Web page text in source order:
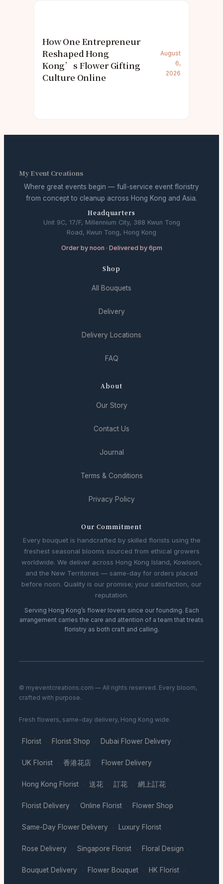
How One Entrepreneur
Reshaped Hong
Kong’s Flower Gifting
Culture Online
August
6,
2026
My Event Creations
Where great events begin — full-service event floristry
from concept to cleanup across Hong Kong and Asia.
Headquarters
Unit 9C, 17/F, Millennium City, 388 Kwun Tong
Road, Kwun Tong, Hong Kong
Order by noon · Delivered by 6pm
Shop
All Bouquets
Delivery
Delivery Locations
FAQ
About
Our Story
Contact Us
Journal
Terms & Conditions
Privacy Policy
Our Commitment
Every bouquet is handcrafted by skilled florists using the
freshest seasonal blooms sourced from ethical growers
worldwide. We deliver across Hong Kong Island, Kowloon,
and the New Territories — same-day for orders placed
before noon. Quality is our promise; your satisfaction, our
reputation.
Serving Hong Kong’s flower lovers since our founding. Each
arrangement carries the care and attention of a team that treats
floristry as both craft and calling.
© myeventcreations.com — All rights reserved. Every bloom,
crafted with purpose.
Fresh flowers, same-day delivery, Hong Kong wide.
Florist · Florist Shop · Dubai Flower Delivery ·
UK Florist · 香港花店 · Flower Delivery ·
Hong Kong Florist · 送花 · 訂花 · 網上訂花 ·
Florist Delivery · Online Florist · Flower Shop ·
Same-Day Flower Delivery · Luxury Florist ·
Rose Delivery · Singapore Florist · Floral Design ·
Bouquet Delivery · Flower Bouquet · HK Florist ·